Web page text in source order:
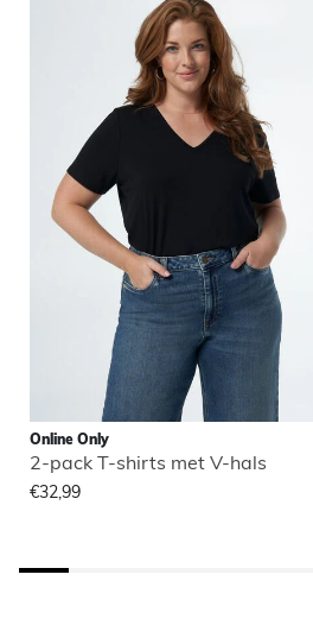
Online Only
2-pack T-shirts met V-hals
€32,99